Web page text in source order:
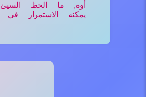
أوه, ما الحظ
يمكنه الاستمرار